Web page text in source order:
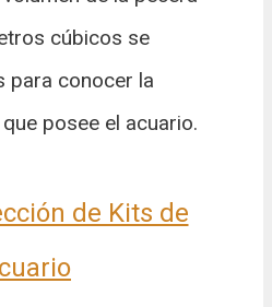
cúbicos se
para conocer la
posee el acuario.
de Kits de